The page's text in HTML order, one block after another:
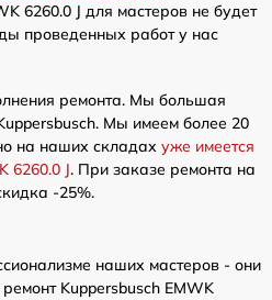
6260.0 J для мастеров не будет
проведенных работ у нас
ремонта. Мы большая
Мы имеем более 20
на наших складах уже имеется
6260.0 J. При заказе ремонта на
-25%.
наших мастеров - они
Kuppersbusch EMWK